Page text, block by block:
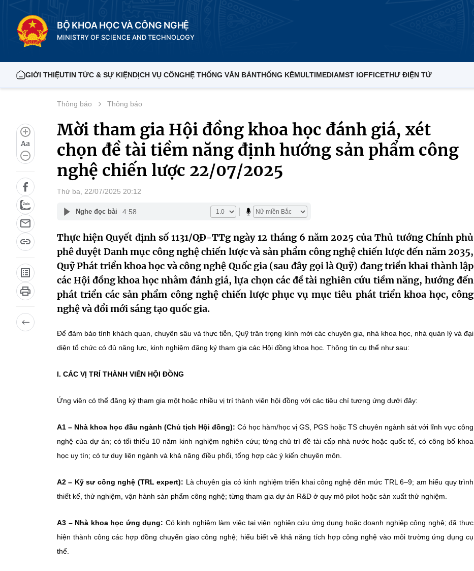
BỘ KHOA HỌC VÀ CÔNG NGHỆ
MINISTRY OF SCIENCE AND TECHNOLOGY
GIỚI THIỆUTIN TỨC & SỰ KIỆNDỊCH VỤ CÔNGHỆ THỐNG VĂN BẢNTHỐNG KÊMULTIMEDIAMST IOFFICETHƯ ĐIỆN TỬ
Aa
Thông báo Thông báo
Mời tham gia Hội đồng khoa học đánh giá, xét
chọn đề tài tiềm năng định hướng sản phẩm công
nghệ chiến lược 22/07/2025
Thứ ba, 22/07/2025 20:12
Nghe đọc bài 4:58
Thực hiện Quyết định số 1131/QĐ-TTg ngày 12 tháng 6 năm 2025 của Thủ tướng Chính phủ
phê duyệt Danh mục công nghệ chiến lược và sản phẩm công nghệ chiến lược đến năm 2035,
Quỹ Phát triển khoa học và công nghệ Quốc gia (sau đây gọi là Quỹ) đang triển khai thành lập
các Hội đồng khoa học nhằm đánh giá, lựa chọn các đề tài nghiên cứu tiềm năng, hướng đến
phát triển các sản phẩm công nghệ chiến lược phục vụ mục tiêu phát triển khoa học, công
nghệ và đổi mới sáng tạo quốc gia.
Để đảm bảo tính khách quan, chuyên sâu và thực tiễn, Quỹ trân trọng kính mời các chuyên gia, nhà khoa học, nhà quản lý và đại
diện tổ chức có đủ năng lực, kinh nghiệm đăng ký tham gia các Hội đồng khoa học. Thông tin cụ thể như sau:
I. CÁC VỊ TRÍ THÀNH VIÊN HỘI ĐỒNG
Ứng viên có thể đăng ký tham gia một hoặc nhiều vị trí thành viên hội đồng với các tiêu chí tương ứng dưới đây:
A1 – Nhà khoa học đầu ngành (Chủ tịch Hội đồng): Có học hàm/học vị GS, PGS hoặc TS chuyên ngành sát với lĩnh vực công
nghệ của dự án; có tối thiểu 10 năm kinh nghiệm nghiên cứu; từng chủ trì đề tài cấp nhà nước hoặc quốc tế, có công bố khoa
học uy tín; có tư duy liên ngành và khả năng điều phối, tổng hợp các ý kiến chuyên môn.
A2 – Kỹ sư công nghệ (TRL expert): Là chuyên gia có kinh nghiệm triển khai công nghệ đến mức TRL 6–9; am hiểu quy trình
thiết kế, thử nghiệm, vận hành sản phẩm công nghệ; từng tham gia dự án R&D ở quy mô pilot hoặc sản xuất thử nghiệm.
A3 – Nhà khoa học ứng dụng: Có kinh nghiệm làm việc tại viện nghiên cứu ứng dụng hoặc doanh nghiệp công nghệ; đã thực
hiện thành công các hợp đồng chuyển giao công nghệ; hiểu biết về khả năng tích hợp công nghệ vào môi trường ứng dụng cụ
thể.